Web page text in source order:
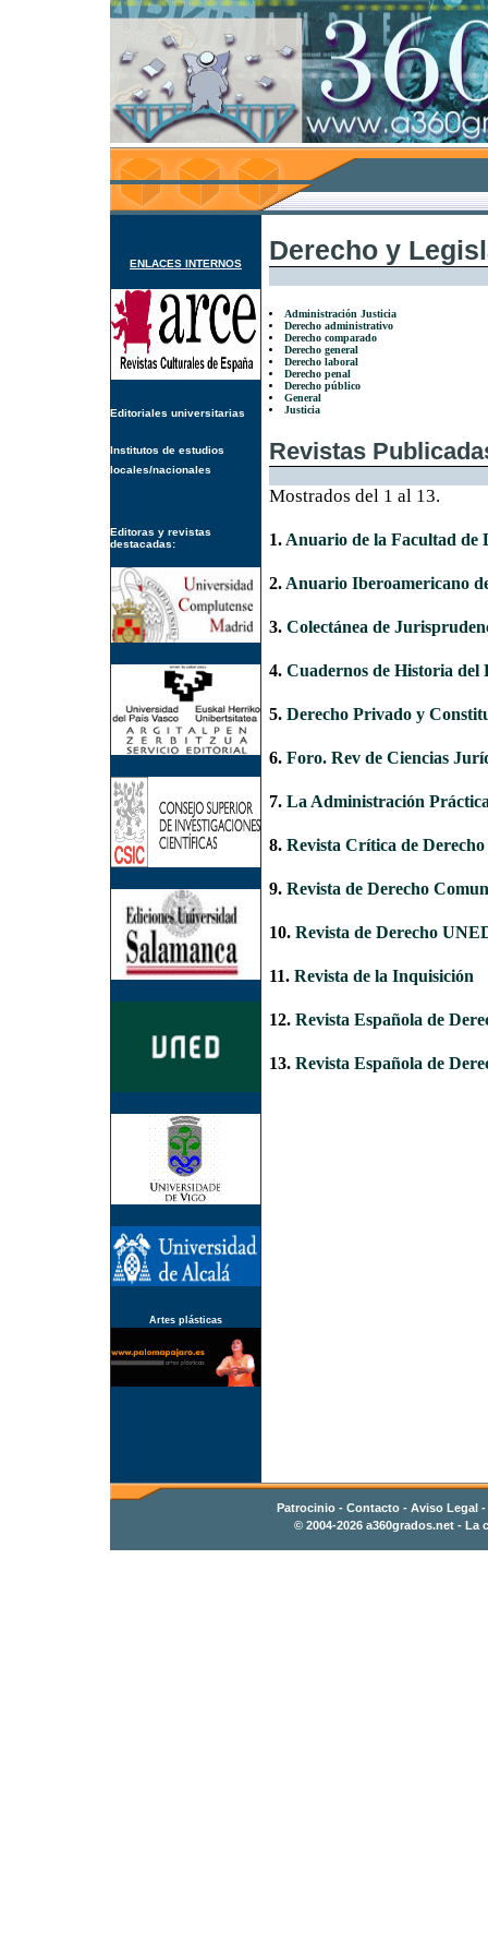
ENLACES INTERNOS
Editoriales universitarias
Institutos de estudios
locales/nacionales
Editoras y revistas
destacadas:
Artes plásticas
Derecho y
Administración Justicia
Derecho administrativo
Derecho comparado
Derecho general
Derecho laboral
Derecho penal
Derecho público
General
Justicia
Revistas
Mostrados del 1 al 13.
1. Anuario de la Facultad de
2. Anuario Iberoamericano
3. Colectánea de
4. Cuadernos de Historia del
5. Derecho Privado y
6. Foro. Rev de Ciencias
7. La Administración
8. Revista Crítica de
9. Revista de Derecho
10. Revista de Derecho
11. Revista de la Inquisición
12. Revista Española de
13. Revista Española de
Patrocinio- Contacto- Aviso Legal -
© 2004-2026 a360grados.net- La